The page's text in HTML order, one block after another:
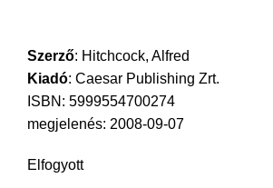
Szerző: Hitchcock, Alfred
Kiadó: Caesar Publishing Zrt.
ISBN: 5999554700274
megjelenés: 2008-09-07
Elfogyott